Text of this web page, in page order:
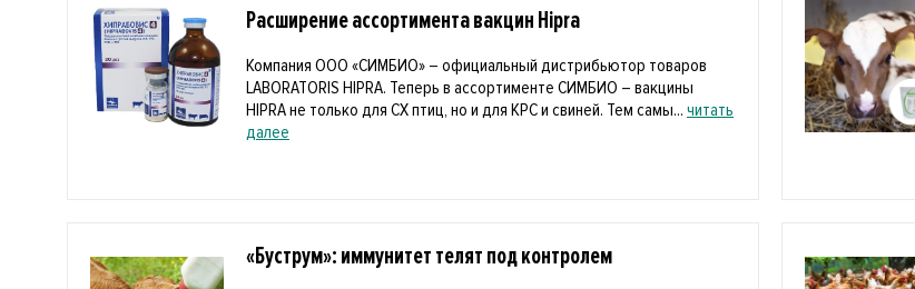
Расширение ассортимента вакцин Hipra
Компания ООО «СИМБИО» – официальный дистрибьютор товаров
LABORATORIS HIPRA. Теперь в ассортименте СИМБИО – вакцины
HIPRA не только для СХ птиц, но и для КРС и свиней. Тем самы... читать
далее
«Буструм»: иммунитет телят под контролем